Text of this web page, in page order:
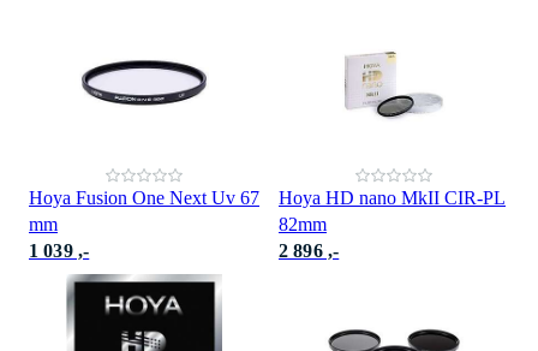
Hoya Fusion One Next Uv 67
mm
1 039 ,-
Hoya HD nano MkII CIR-PL
82mm
2 896 ,-